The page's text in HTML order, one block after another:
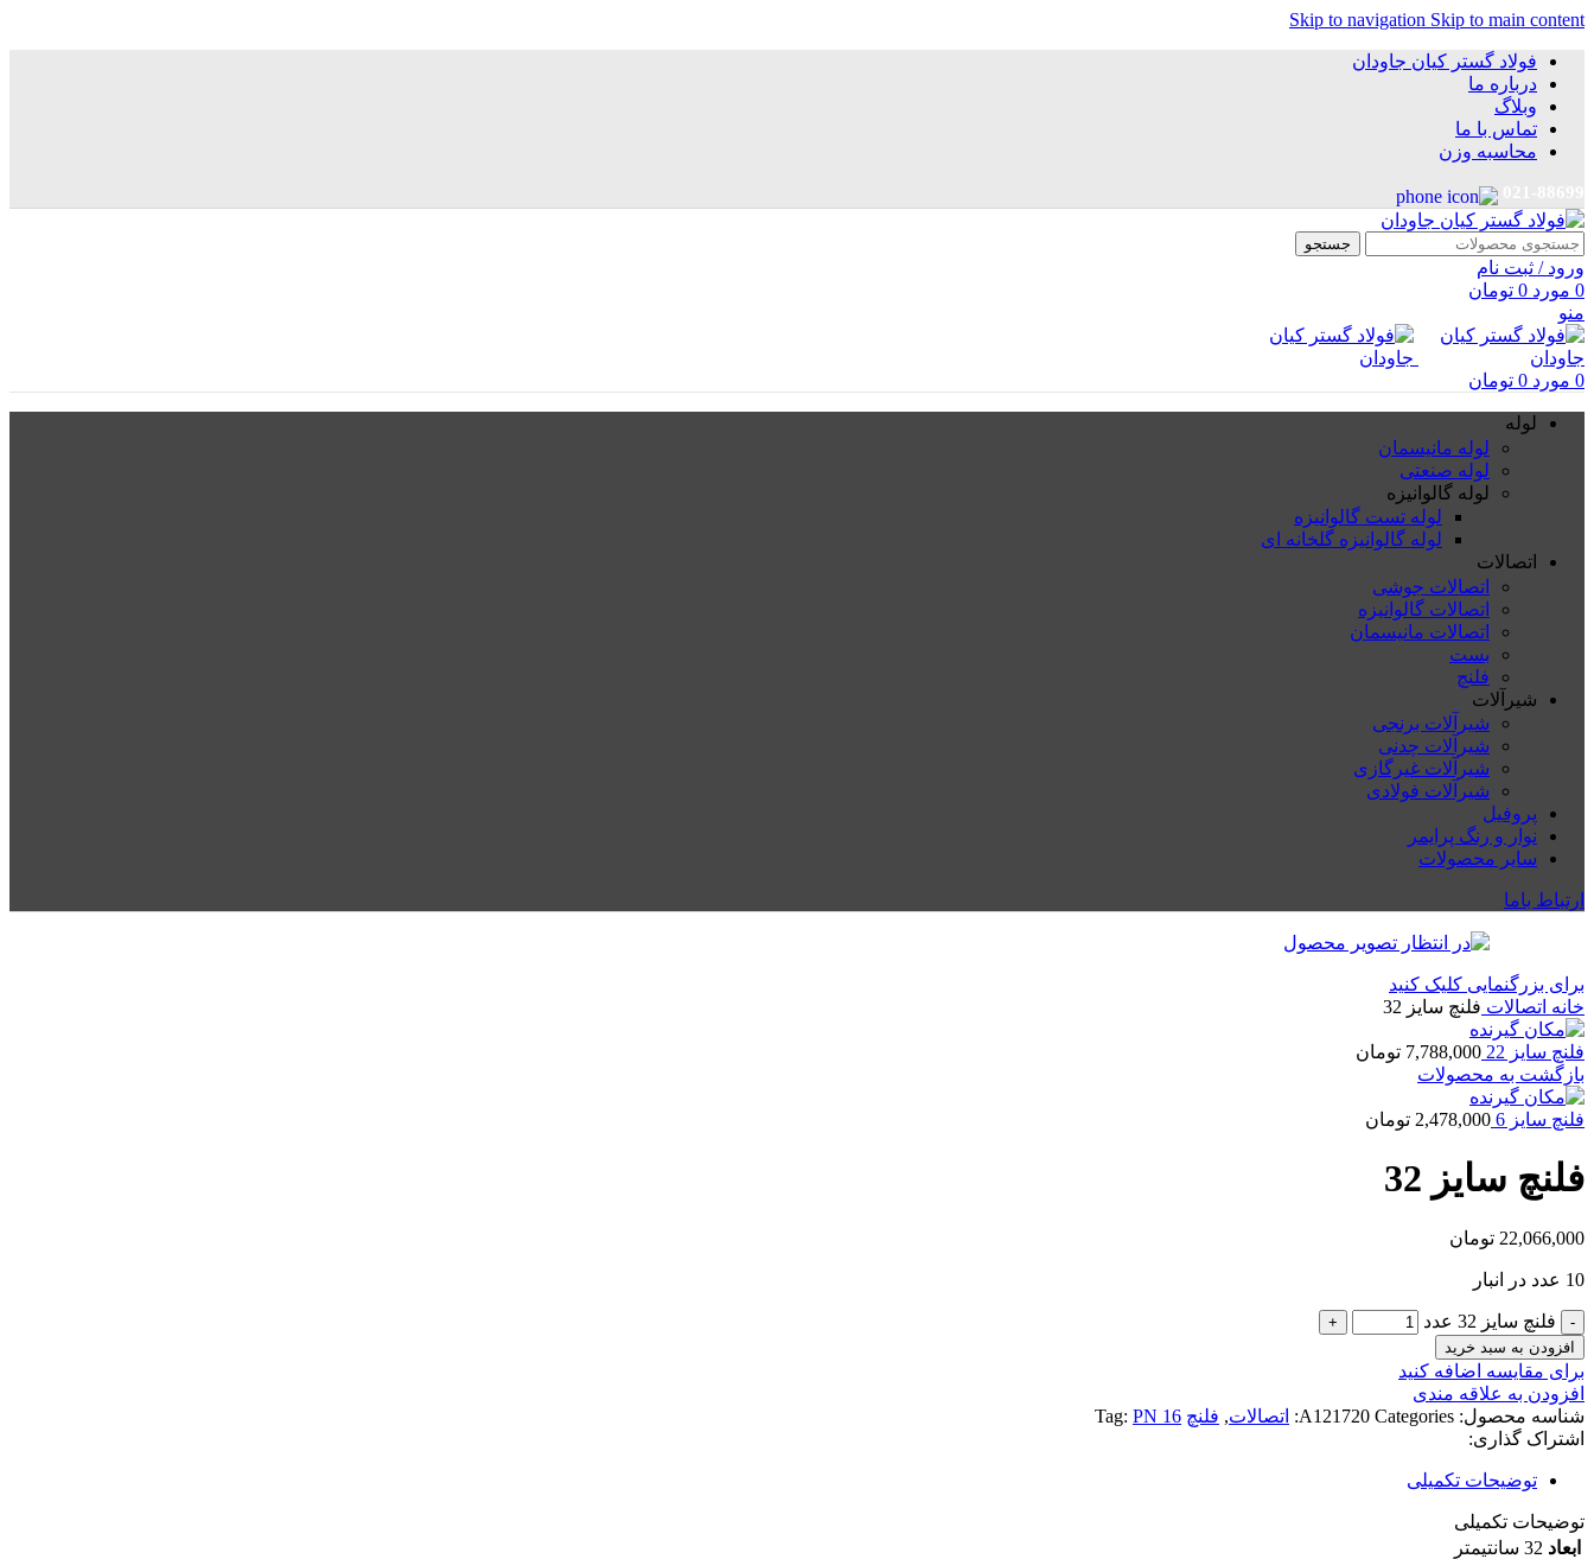
Skip to navigation Skip to main content
فولاد گستر کیان جاودان
درباره ما
وبلاگ
تماس با ما
محاسبه وزن
جستجو
ورود / ثبت نام
0 مورد 0 تومان
منو
0 مورد 0 تومان
لوله
لوله مانیسمان
لوله صنعتی
لوله گالوانیزه
لوله تست گالوانیزه
لوله گالوانیزه گلخانه ای
اتصالات
اتصالات جوشی
اتصالات گالوانیزه
اتصالات مانیسمان
بست
فلنچ
شیرآلات
شیرآلات برنجی
شیرآلات چدنی
شیرآلات غیرگازی
شیرآلات فولادی
پروفیل
نوار و رنگ پرایمر
سایر محصولات
ارتباط باما
برای بزرگنمایی کلیک کنید
خانه اتصالات فلنچ سایز 32
فلنچ سایز 22 7,788,000 تومان
بازگشت به محصولات
فلنچ سایز 6 2,478,000 تومان
فلنچ سایز 32
22,066,000 تومان
10 عدد در انبار
فلنچ سایز 32 عدد
افزودن به سبد خرید
برای مقایسه اضافه کنید
افزودن به علاقه مندی
شناسه محصول:
A121720 Categories: اتصالات, فلنچ Tag: PN 16
اشتراک گذاری:
توضیحات تکمیلی
توضیحات تکمیلی
ابعاد 32 سانتیمتر